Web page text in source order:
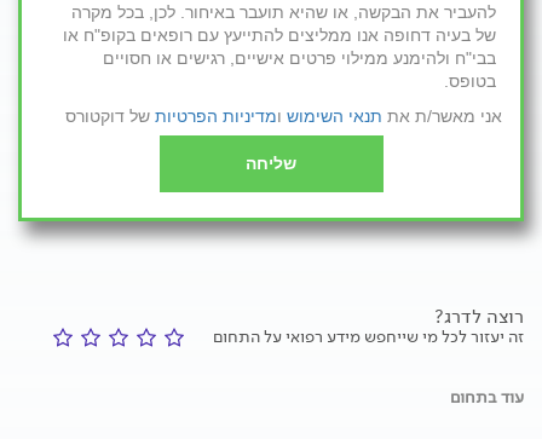
להעביר את הבקשה, או שהיא תועבר באיחור. לכן, בכל מקרה
של בעיה דחופה אנו ממליצים להתייעץ עם רופאים בקופ"ח או
בבי"ח ולהימנע ממילוי פרטים אישיים, רגישים או חסויים
בטופס.
אני מאשר/ת את תנאי השימוש ומדיניות הפרטיות של דוקטורס
שליחה
רוצה לדרג?
זה יעזור לכל מי שייחפש מידע רפואי על התחום
עוד בתחום